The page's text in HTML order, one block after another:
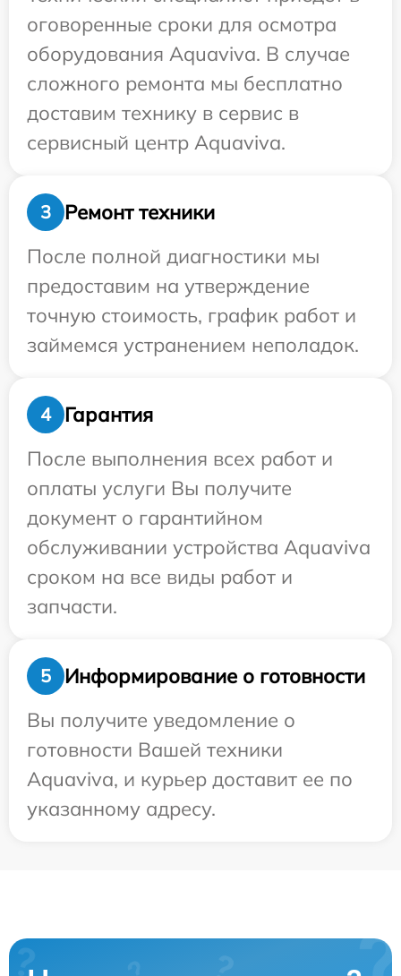
оговоренные сроки для осмотра
оборудования Aquaviva. В случае
сложного ремонта мы бесплатно
доставим технику в сервис в
сервисный центр Aquaviva.
3
Ремонт техники
После полной диагностики мы
предоставим на утверждение
точную стоимость, график работ и
займемся устранением неполадок.
4
Гарантия
После выполнения всех работ и
оплаты услуги Вы получите
документ о гарантийном
обслуживании устройства Aquaviva
сроком на все виды работ и
запчасти.
5
Информирование о готовности
Вы получите уведомление о
готовности Вашей техники
Aquaviva, и курьер доставит ее по
указанному адресу.